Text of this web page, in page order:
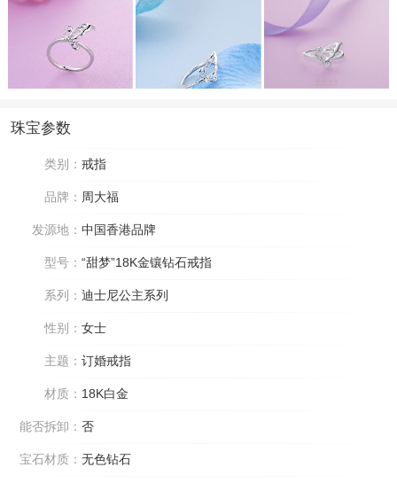
珠宝参数
类别： 戒指
品牌： 周大福
发源地： 中国香港品牌
型号： “甜梦”18K金镶钻石戒指
系列： 迪士尼公主系列
性别： 女士
主题： 订婚戒指
材质： 18K白金
能否拆卸： 否
宝石材质： 无色钻石